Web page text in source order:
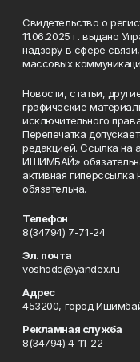
Свидетельство о
11.06.2025 г. выдано
надзору в сфере
массовых
Новости, статьи,
графические
исключительного
Перепечатка
редакцией. Ссылка на
ИШИМБАЙ»
активная
обязательна.
Телефон
8(34794) 7-71-24
Эл. почта
voshodd@yandex.ru
Адрес
453200, город
Рекламная служба
8(34794) 4-11-22